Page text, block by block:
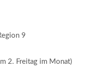
9
2. Freitag im Monat)